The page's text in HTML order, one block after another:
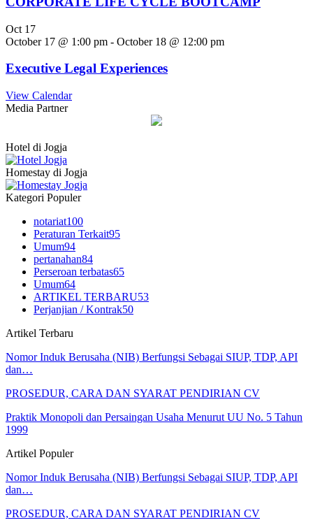
Oct 17
October 17 @ 1:00 pm - October 18 @ 12:00 pm
Executive Legal Experiences
View Calendar
Media Partner
Hotel di Jogja
Homestay di Jogja
Kategori Populer
notariat100
Peraturan Terkait95
Umum94
pertanahan84
Perseroan terbatas65
Umum64
ARTIKEL TERBARU53
Perjanjian / Kontrak50
Artikel Terbaru
Nomor Induk Berusaha (NIB) Berfungsi Sebagai SIUP, TDP, API
dan…
PROSEDUR, CARA DAN SYARAT PENDIRIAN CV
Praktik Monopoli dan Persaingan Usaha Menurut UU No. 5 Tahun
1999
Artikel Populer
Nomor Induk Berusaha (NIB) Berfungsi Sebagai SIUP, TDP, API
dan…
PROSEDUR, CARA DAN SYARAT PENDIRIAN CV